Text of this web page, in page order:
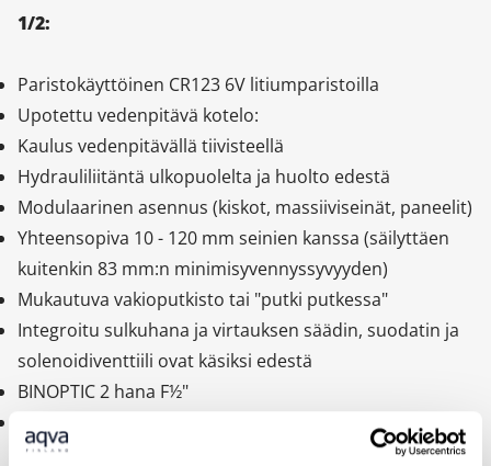
1/2:
Paristokäyttöinen CR123 6V litiumparistoilla
Upotettu vedenpitävä kotelo:
Kaulus vedenpitävällä tiivisteellä
Hydrauliliitäntä ulkopuolelta ja huolto edestä
Modulaarinen asennus (kiskot, massiiviseinät, paneelit)
Yhteensopiva 10 - 120 mm seinien kanssa (säilyttäen
kuitenkin 83 mm:n minimisyvennyssyvyyden)
Mukautuva vakioputkisto tai "putki putkessa"
Integroitu sulkuhana ja virtauksen säädin, suodatin ja
solenoidiventtiili ovat käsiksi edestä
BINOPTIC 2 hana F½"
Toimitetaan 2 sarjassa: suojattu järjestelmän tyhjennys
ilman herkkiä elementtejä